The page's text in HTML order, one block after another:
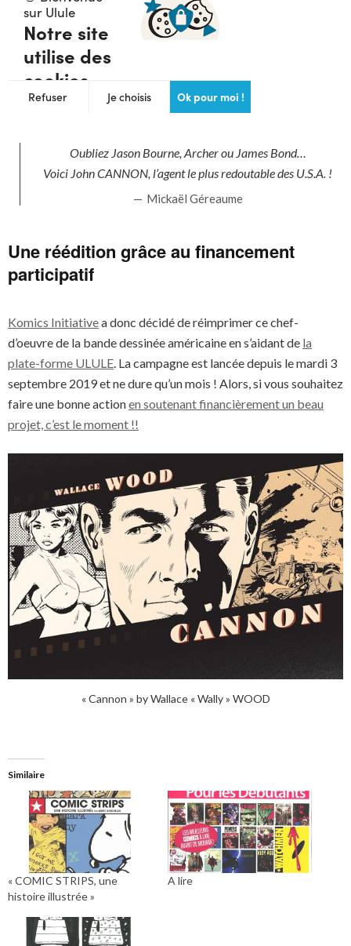
Oubliez Jason Bourne, Archer ou James Bond…
Voici John CANNON, l’agent le plus redoutable des U.S.A. !
Mickaël Géreaume
Une réédition grâce au financement
participatif
Komics Initiativea donc décidé de réimprimer ce chef-
d’oeuvre de la bande dessinée américaine en s’aidant de la
plate-forme ULULE. La campagne est lancée depuis le mardi 3
septembre 2019 et ne dure qu’un mois ! Alors, si vous souhaitez
faire une bonne actionen soutenant financièrement un beau
projet, c’est le moment !!
« Cannon » by Wallace « Wally » WOOD
Similaire
« COMIC STRIPS, une
histoire illustrée »
A lire